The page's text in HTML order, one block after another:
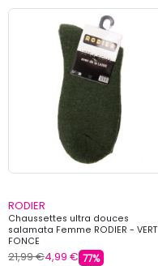
RODIER
Chaussettes ultra douces
salamata Femme RODIER - VERT
FONCE
21,99 €4,99 € 77%